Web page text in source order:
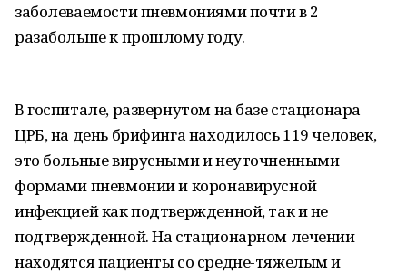
заболеваемости пневмониями почти в 2
разабольше к прошлому году.
В госпитале, развернутом на базе стационара
ЦРБ, на день брифинга находилось 119 человек,
это больные вирусными и неуточненными
формами пневмонии и коронавирусной
инфекцией как подтвержденной, так и не
подтвержденной. На стационарном лечении
находятся пациенты со средне-тяжелым и